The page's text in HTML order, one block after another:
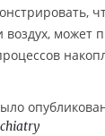
может